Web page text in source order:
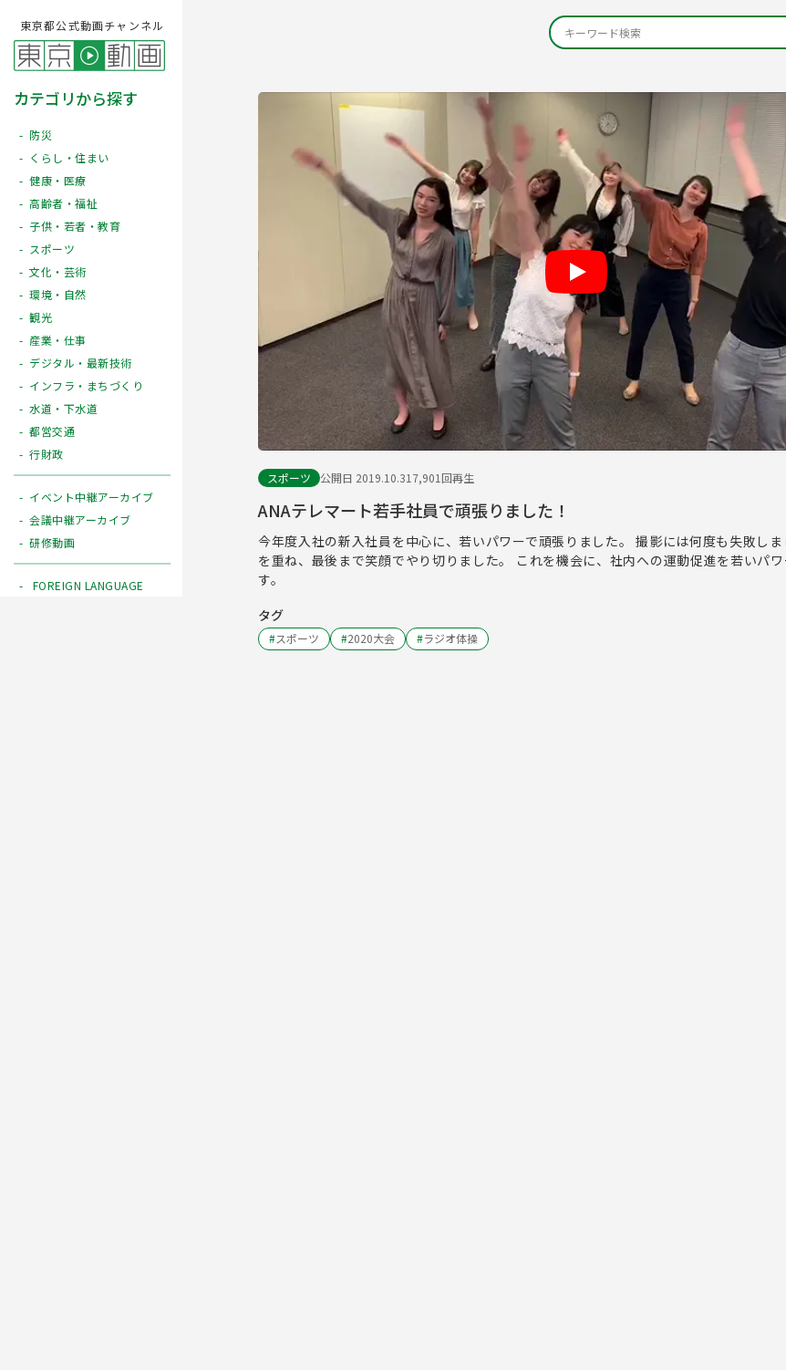
東京都公式動画チャンネル
カテゴリから探す
防災
くらし・住まい
健康・医療
高齢者・福祉
子供・若者・教育
スポーツ
文化・芸術
環境・自然
観光
産業・仕事
デジタル・最新技術
インフラ・まちづくり
水道・下水道
都営交通
行財政
イベント中継アーカイブ
会議中継アーカイブ
研修動画
FOREIGN LANGUAGE
スポーツ 公開日 2019.10.31 7,901回再生
ANAテレマート若手社員で頑張りました！
今年度入社の新入社員を中心に、若いパワーで頑張りました。 撮影には何度も失敗し
を重ね、最後まで笑顔でやり切りました。 これを機会に、社内への運動促進を若いパ
す。
タグ
#スポーツ #2020大会 #ラジオ体操